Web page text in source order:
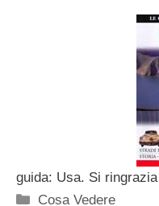
guida: Usa. Si
Categorie
Cosa Vedere